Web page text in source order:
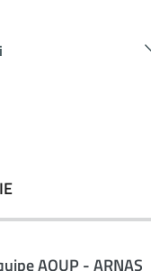
AOUP - ARNAS